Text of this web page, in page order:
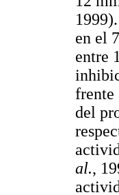
en el
entre
frente
del
al.,